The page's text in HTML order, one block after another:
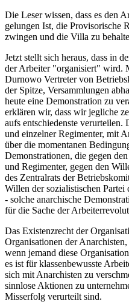
Die Leser wissen, dass es den
gelungen Ist, die Provisorische
zwingen und die Villa zu
Jetzt stellt sich heraus, dass in
der Arbeiter "organisiert" wird.
Durnowo Vertreter von
der Spitze, Versammlungen
heute eine Demonstration zu
erklären wir, dass wir jegliche
aufs entschiedenste
und einzelner Regimenter, mit
über die momentanen
Demonstrationen, die gegen
und Regimenter, gegen den
des Zentralrats der
Willen der sozialistischen Partei
- solche anarchische
für die Sache der
Das Existenzrecht der
Organisationen der
wenn jemand diese
es ist für klassenbewusste
sich mit Anarchisten zu
sinnlose Aktionen zu
Misserfolg verurteilt sind.